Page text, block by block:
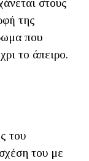
στους
της
που
το άπειρο.
του
του με